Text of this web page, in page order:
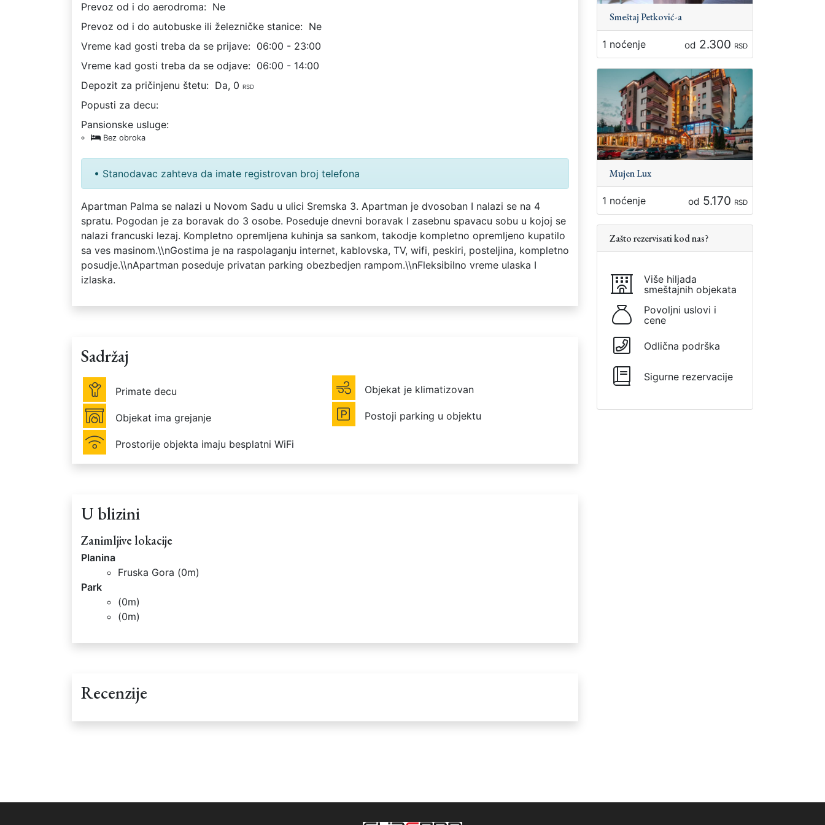
Prevoz od i do aerodroma: Ne
Prevoz od i do autobuske ili železničke stanice: Ne
Vreme kad gosti treba da se prijave: 06:00 - 23:00
Vreme kad gosti treba da se odjave: 06:00 - 14:00
Depozit za pričinjenu štetu: Da, 0 RSD
Popusti za decu:
Pansionske usluge:
Bez obroka
• Stanodavac zahteva da imate registrovan broj telefona
Apartman Palma se nalazi u Novom Sadu u ulici Sremska 3. Apartman je dvosoban I nalazi se na 4
spratu. Pogodan je za boravak do 3 osobe. Poseduje dnevni boravak I zasebnu spavacu sobu u kojoj se
nalazi francuski lezaj. Kompletno opremljena kuhinja sa sankom, takodje kompletno opremljeno kupatilo
sa ves masinom.\\nGostima je na raspolaganju internet, kablovska, TV, wifi, peskiri, posteljina, kompletno
posudje.\\nApartman poseduje privatan parking obezbedjen rampom.\\nFleksibilno vreme ulaska I
izlaska.
Sadržaj
Primate decu
Objekat ima grejanje
Prostorije objekta imaju besplatni WiFi
Objekat je klimatizovan
Postoji parking u objektu
U blizini
Zanimljive lokacije
Planina
Fruska Gora (0m)
Park
(0m)
(0m)
Recenzije
Smeštaj Petković-a
1 noćenje od 2.300 RSD
Mujen Lux
1 noćenje od 5.170 RSD
Zašto rezervisati kod nas?
Više hiljada
smeštajnih objekata
Povoljni uslovi i
cene
Odlična podrška
Sigurne rezervacije